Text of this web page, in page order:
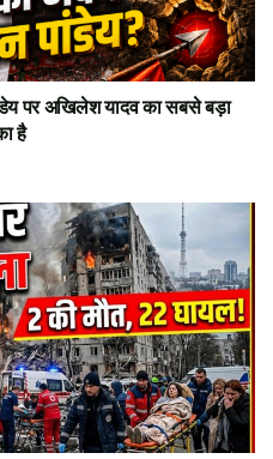
पर अखिलेश यादव का सबसे बड़ा
है